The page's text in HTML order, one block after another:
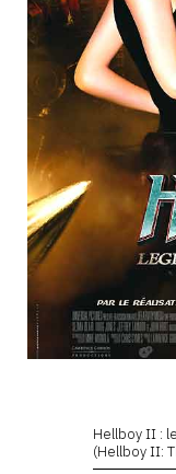
Hellboy II :
(Hellboy II: